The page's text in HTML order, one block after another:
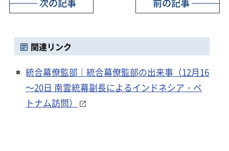
関連リンク
統合幕僚監部｜統合幕僚監部の出来事（12月16
～20日 南雲統幕副長によるインドネシア・ベ
トナム訪問）